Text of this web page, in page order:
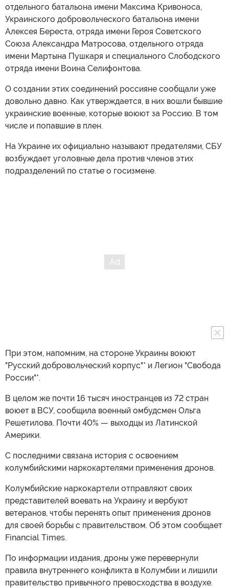
отдельного батальона имени Максима Кривоноса,
Украинского добровольческого батальона имени
Алексея Береста, отряда имени Героя Советского
Союза Александра Матросова, отдельного отряда
имени Мартына Пушкаря и специального Слободского
отряда имени Воина Селифонтова.
О создании этих соединений россияне сообщали уже
довольно давно. Как утверждается, в них вошли бывшие
украинские военные, которые воюют за Россию. В том
числе и попавшие в плен.
На Украине их официально называют предателями, СБУ
возбуждает уголовные дела против членов этих
подразделений по статье о госизмене.
При этом, напомним, на стороне Украины воюют
"Русский добровольческий корпус"* и Легион "Свобода
России"*.
В целом же почти 16 тысяч иностранцев из 72 стран
воюет в ВСУ, сообщила военный омбудсмен Ольга
Решетилова. Почти 40% — выходцы из Латинской
Америки.
С последними связана история с освоением
колумбийскими наркокартелями применения дронов.
Колумбийские наркокартели отправляют своих
представителей воевать на Украину и вербуют
ветеранов, чтобы перенять опыт применения дронов
для своей борьбы с правительством. Об этом сообщает
Financial Times.
По информации издания, дроны уже перевернули
правила внутреннего конфликта в Колумбии и лишили
правительство привычного превосходства в воздухе.